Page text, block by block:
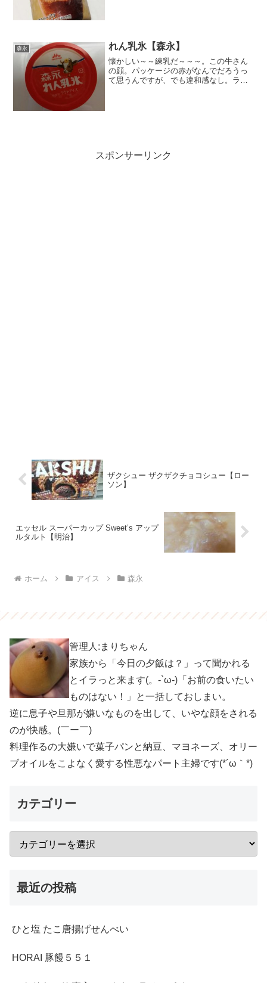
森永 れん乳氷【森永】
懐かしい～～練乳だ～～～。この牛さん
の顔。パッケージの赤がなんでだろうっ
て思うんですが、でも違和感なし。ラク
スポンサーリンク
ザクシュー ザクザクチョコシュー【ロー
ソン】
エッセル スーパーカップ Sweet’s アップ
ルタルト【明治】
ホーム アイス 森永
管理人:まりちゃん
家族から「今日の夕飯は？」って聞かれる
とイラっと来ます(。-`ω-)「お前の食いたい
ものはない！」と一括しておしまい。
逆に息子や旦那が嫌いなものを出して、いやな顔をされる
のが快感。(￣ー￣)
料理作るの大嫌いで菓子パンと納豆、マヨネーズ、オリー
ブオイルをこよなく愛する性悪なパート主婦です(*´ω｀*)
カテゴリー
最近の投稿
ひと塩 たこ唐揚げせんべい
HORAI 豚饅５５１